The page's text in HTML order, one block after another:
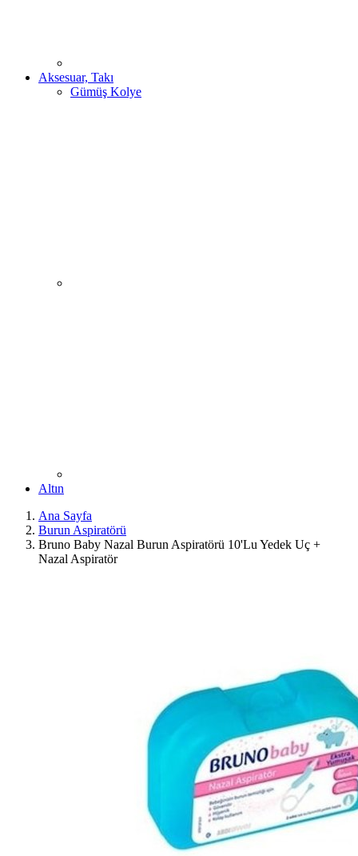
Aksesuar, Takı
Gümüş Kolye
Altın
Ana Sayfa
Burun Aspiratörü
Bruno Baby Nazal Burun Aspiratörü 10'Lu Yedek Uç +
Nazal Aspiratör